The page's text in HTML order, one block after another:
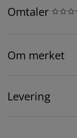
Omtaler
Om merket
Levering